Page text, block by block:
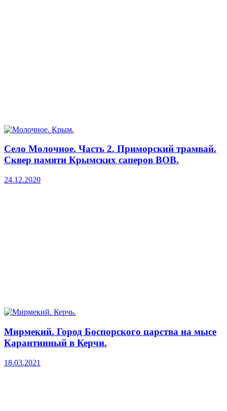
Село Молочное. Часть 2. Приморский трамвай.
Сквер памяти Крымских саперов ВОВ.
24.12.2020
Мирмекий. Город Боспорского царства на мысе
Карантинный в Керчи.
18.03.2021